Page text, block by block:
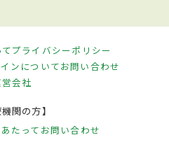
プライバシーポリシー
ンについてお問い合わせ
会社
機関の方】
たって お問い合わせ